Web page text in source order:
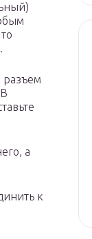
разъем
а
к